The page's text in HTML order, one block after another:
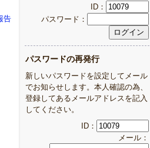
告
ID：
パスワード：
パスワードの再発行
新しいパスワードを設定してメール
でお知らせします。本人確認の為、
登録してあるメールアドレスを記入
してください。
ID：
メール：